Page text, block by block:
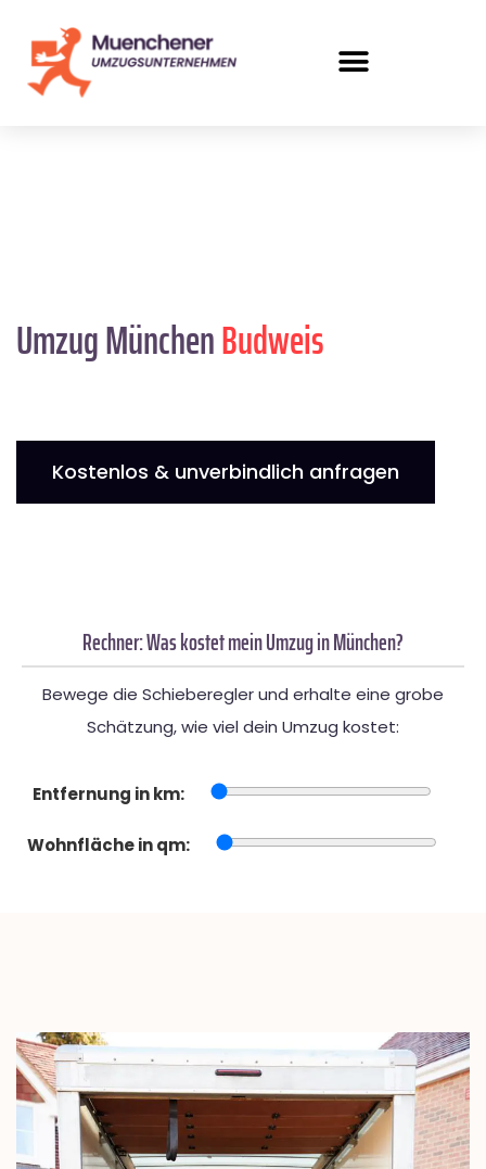
Umzug MünchenBudweis
Kostenlos & unverbindlich anfragen
Rechner: Was kostet mein Umzug in München?
Bewege die Schieberegler und erhalte eine grobe
Schätzung, wie viel dein Umzug kostet:
Entfernung in km:
Wohnfläche in qm: